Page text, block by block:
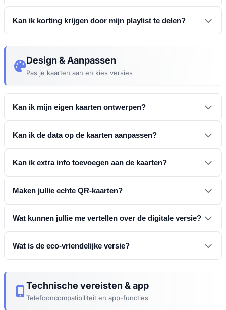
https://open.spotify.com/playlist/5hAC4oIL7LG6TVgaUBVpKs
Kan ik korting krijgen door mijn playlist te delen?
Design & Aanpassen
Pas je kaarten aan en kies versies
Kan ik mijn eigen kaarten ontwerpen?
Kan ik de data op de kaarten aanpassen?
Kan ik extra info toevoegen aan de kaarten?
Maken jullie echte QR-kaarten?
Wat kunnen jullie me vertellen over de digitale versie?
Voorbeeld PDF downloaden
Wat is de eco-vriendelijke versie?
Technische vereisten & app
Telefooncompatibiliteit en app-functies